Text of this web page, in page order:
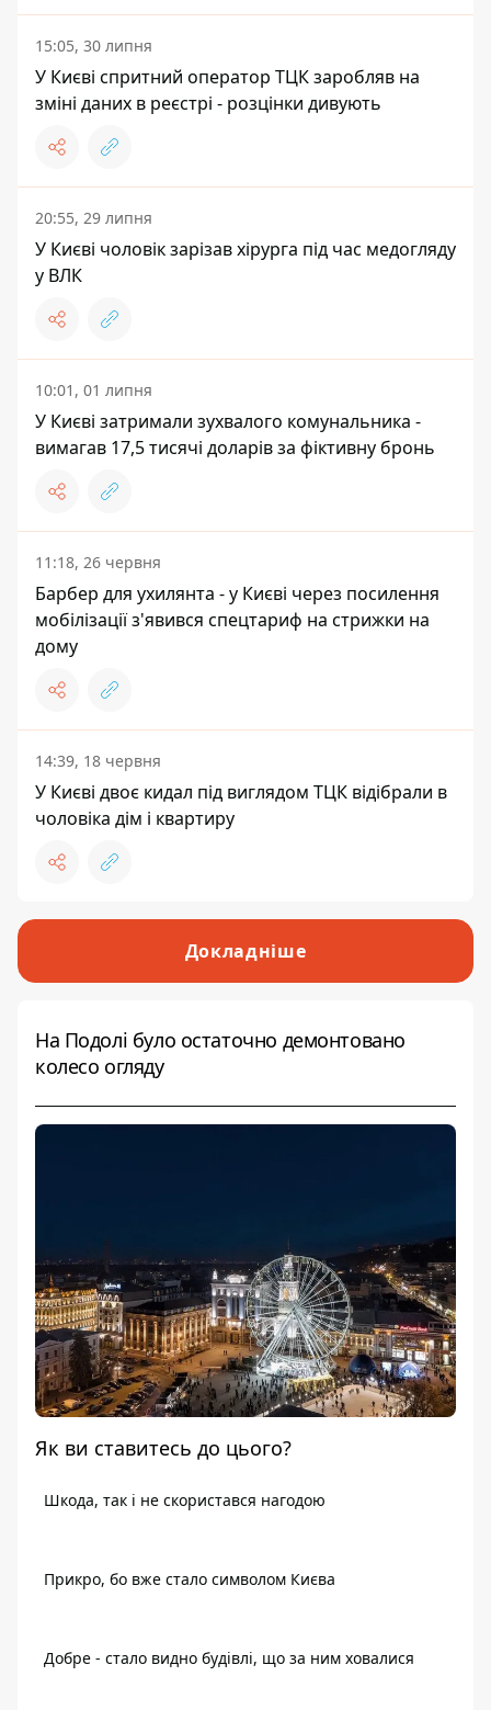
15:05, 30 липня
У Києві спритний оператор ТЦК заробляв на
зміні даних в реєстрі - розцінки дивують
20:55, 29 липня
У Києві чоловік зарізав хірурга під час медогляду
у ВЛК
10:01, 01 липня
У Києві затримали зухвалого комунальника -
вимагав 17,5 тисячі доларів за фіктивну бронь
11:18, 26 червня
Барбер для ухилянта - у Києві через посилення
мобілізації з'явився спецтариф на стрижки на
дому
14:39, 18 червня
У Києві двоє кидал під виглядом ТЦК відібрали в
чоловіка дім і квартиру
Докладніше
На Подолі було остаточно демонтовано
колесо огляду
Як ви ставитесь до цього?
Шкода, так і не скористався нагодою
Прикро, бо вже стало символом Києва
Добре - стало видно будівлі, що за ним ховалися